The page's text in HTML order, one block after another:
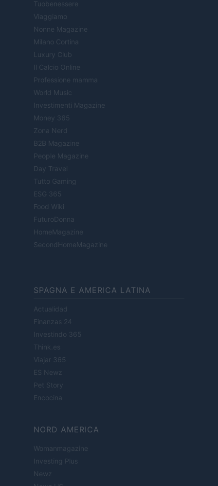
Tuobenessere
Viaggiamo
Nonne Magazine
Milano Cortina
Luxury Club
Il Calcio Online
Professione mamma
World Music
Investimenti Magazine
Money 365
Zona Nerd
B2B Magazine
People Magazine
Day Travel
Tutto Gaming
ESG 365
Food Wiki
FuturoDonna
HomeMagazine
SecondHomeMagazine
SPAGNA E AMERICA LATINA
Actualidad
Finanzas 24
Investindo 365
Think.es
Viajar 365
ES Newz
Pet Story
Encocina
NORD AMERICA
Womanmagazine
Investing Plus
Newz